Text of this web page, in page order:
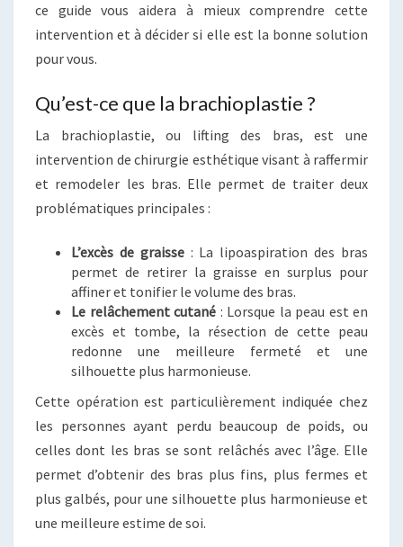
ce guide vous aidera à mieux comprendre cette
intervention et à décider si elle est la bonne solution
pour vous.
Qu’est-ce que la brachioplastie ?
La brachioplastie, ou lifting des bras, est une
intervention de chirurgie esthétique visant à raffermir
et remodeler les bras. Elle permet de traiter deux
problématiques principales :
L’excès de graisse: La lipoaspiration des bras
permet de retirer la graisse en surplus pour
affiner et tonifier le volume des bras.
Le relâchement cutané : Lorsque la peau est en
excès et tombe, la résection de cette peau
redonne une meilleure fermeté et une
silhouette plus harmonieuse.
Cette opération est particulièrement indiquée chez
les personnes ayant perdu beaucoup de poids, ou
celles dont les bras se sont relâchés avec l’âge. Elle
permet d’obtenir des bras plus fins, plus fermes et
plus galbés, pour une silhouette plus harmonieuse et
une meilleure estime de soi.